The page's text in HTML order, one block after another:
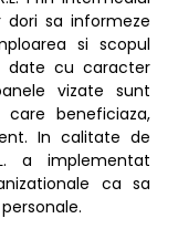
dori sa informeze
si scopul
date cu caracter
vizate sunt
beneficiaza,
In calitate de
a implementat
ca sa